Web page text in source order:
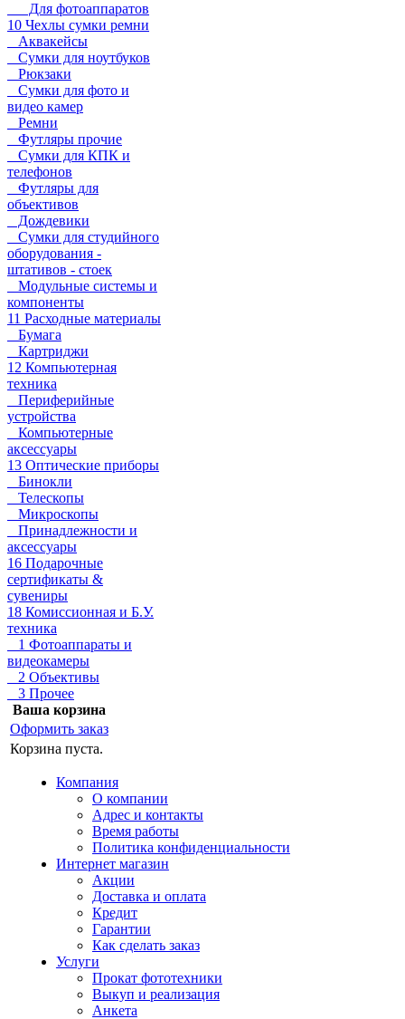
Для фотоаппаратов
10 Чехлы сумки ремни
Аквакейсы
Сумки для ноутбуков
Рюкзаки
Сумки для фото и
видео камер
Ремни
Футляры прочие
Сумки для КПК и
телефонов
Футляры для
объективов
Дождевики
Сумки для студийного
оборудования -
штативов - стоек
Модульные системы и
компоненты
11 Расходные материалы
Бумага
Картриджи
12 Компьютерная
техника
Периферийные
устройства
Компьютерные
аксессуары
13 Оптические приборы
Бинокли
Телескопы
Микроскопы
Принадлежности и
аксессуары
16 Подарочные
сертификаты &
сувениры
18 Комиссионная и Б.У.
техника
1 Фотоаппараты и
видеокамеры
2 Объективы
3 Прочее
Ваша корзина
Оформить заказ
Корзина пуста.
Компания
О компании
Адрес и контакты
Время работы
Политика конфиденциальности
Интернет магазин
Акции
Доставка и оплата
Кредит
Гарантии
Как сделать заказ
Услуги
Прокат фототехники
Выкуп и реализация
Анкета